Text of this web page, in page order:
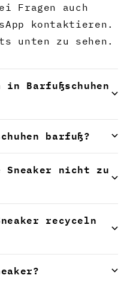
Fragen auch
kontaktieren.
unten zu sehen.
Barfußschuhen
barfuß?
Sneaker nicht zu
recyceln